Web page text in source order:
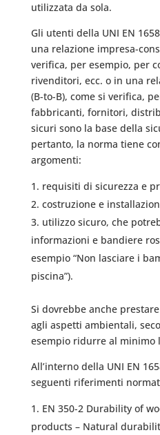
utilizzata da sola.
Gli utenti della UNI EN
una relazione impresa-
verifica, per esempio, per
rivenditori, ecc. o in una
(B-to-B), come si verifica,
fabbricanti, fornitori,
sicuri sono la base della
pertanto, la norma tiene
argomenti:
requisiti di sicurezza e
costruzione e
utilizzo sicuro, che
informazioni e bandiere
esempio “Non lasciare i
piscina”).
Si dovrebbe anche
agli aspetti ambientali,
esempio ridurre al minimo
All’interno della UNI EN
seguenti riferimenti
EN 350-2 Durability of
products – Natural